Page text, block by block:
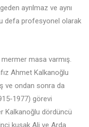
ayrılmaz ve aynı
defa profesyonel olarak
masa varmış.
Ahmet Kalkanoğlu
ve ondan sonra da
1977) görevi
Kalkanoğlu dördüncü